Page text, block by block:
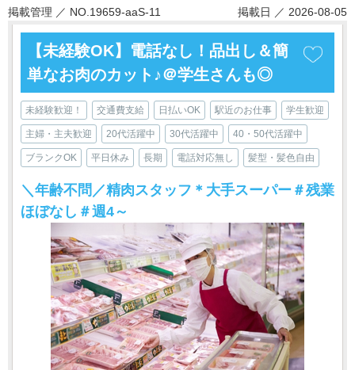
掲載管理 ／ NO.19659-aaS-11 掲載日 ／ 2026-08-05
【未経験OK】電話なし！品出し＆簡
単なお肉のカット♪＠学生さんも◎
未経験歓迎！ 交通費支給 日払いOK 駅近のお仕事 学生歓迎
主婦・主夫歓迎 20代活躍中 30代活躍中 40・50代活躍中
ブランクOK 平日休み 長期 電話対応無し 髪型・髪色自由
＼年齢不問／精肉スタッフ＊大手スーパー＃残業
ほぼなし＃週4～